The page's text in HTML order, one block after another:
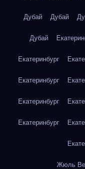
Дубай Дубай
Дубай
Екатеринбург
Екатеринбург
Екатеринбург
Екатеринбург
Жюль